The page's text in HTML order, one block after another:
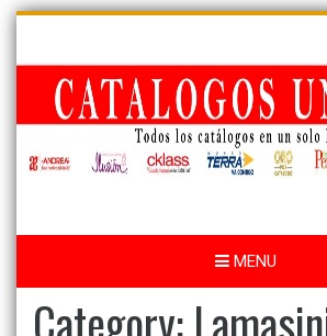
Skip
content
MENU
Category: